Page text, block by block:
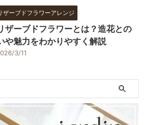
ザーブドフラワーアレンジ
ザーブドフラワーとは？造花との
や魅力をわかりやすく解説
3/11